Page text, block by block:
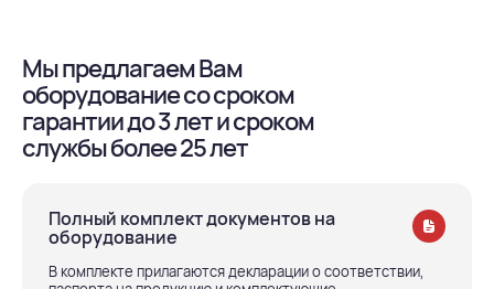
Мы предлагаем Вам
оборудование со сроком
гарантии до 3 лет и сроком
службы более 25 лет
Полный комплект документов на
оборудование
В комплекте прилагаются декларации о соответствии,